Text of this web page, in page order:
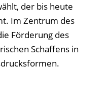
der bis heute
Im Zentrum des
Förderung des
Schaffens in